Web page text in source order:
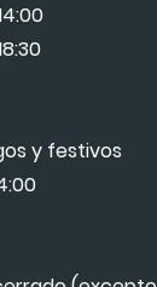
y festivos